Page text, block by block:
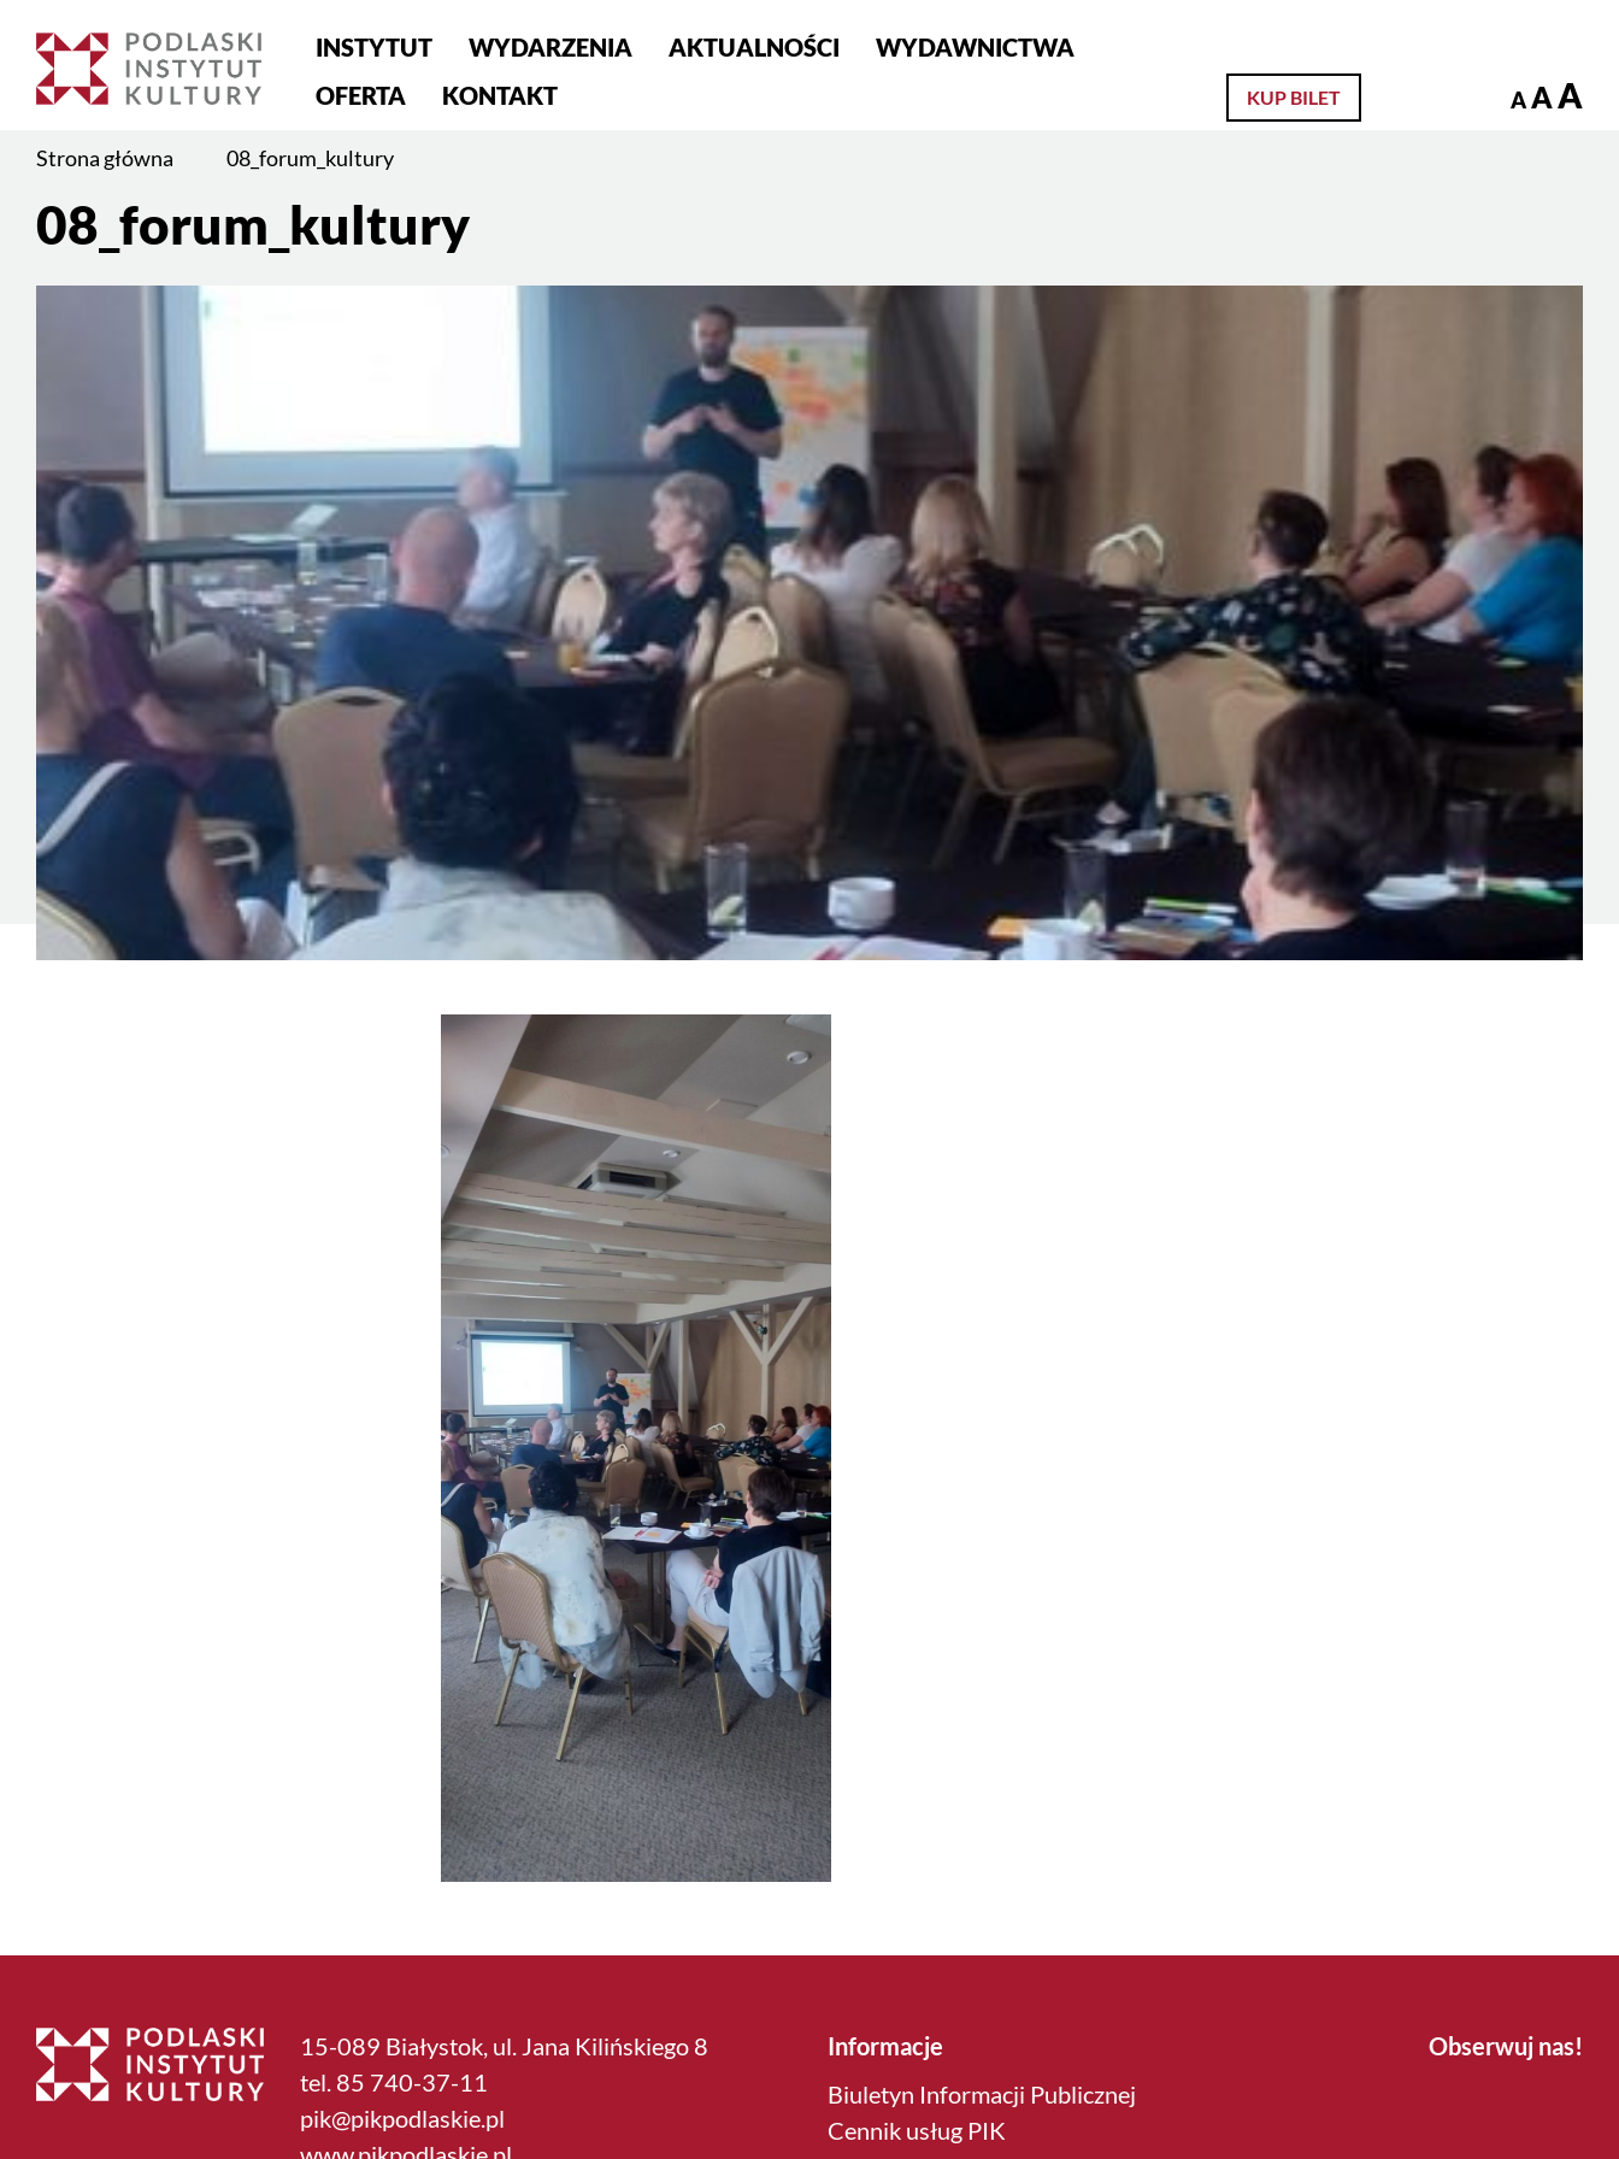
stronie:
08_forum_kultury
Szukaj
Menu
główne
INSTYTUT WYDARZENIA AKTUALNOŚCI
WYDAWNICTWA
OFERTA
KONTAKT KUP BILET A A A
Strona główna 08_forum_kultury
Treść
strony08_forum_kultury
15-089 Białystok, ul. Jana Kilińskiego 8
tel. 85 740-37-11
pik@pikpodlaskie.pl
Informacje
Biuletyn Informacji Publicznej
Cennik usług PIK
Obserwuj nas!